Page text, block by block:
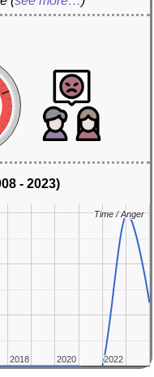
- 2023)
2018
2018 2020
2020 2022
2022
Time / Anger
Time / Anger